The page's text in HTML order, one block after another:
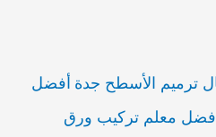
ترميم الأسطح جدة أفضل
معلم تركيب ورق